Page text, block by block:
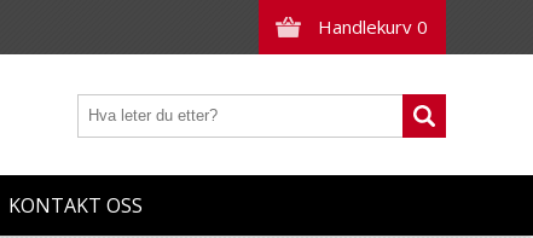
Handlekurv 0
KONTAKT OSS